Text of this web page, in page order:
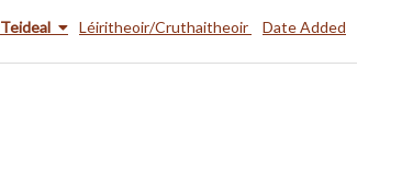
Teideal Léiritheoir/Cruthaitheoir Date Added